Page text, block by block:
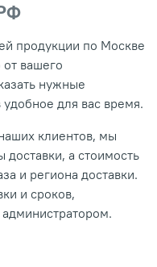
продукции по Москве
вашего
нужные
для вас время.
клиентов, мы
а стоимость
и региона доставки.
и сроков,